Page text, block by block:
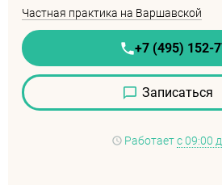
Частная практика на Варшавской
+7 (495) 152-
Записаться
Работает с 09:00